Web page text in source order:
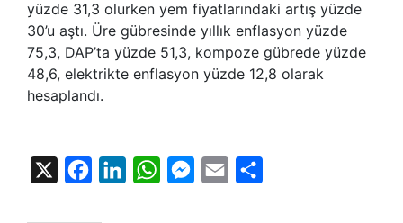
yüzde 31,3 olurken yem fiyatlarındaki artış yüzde
30’u aştı. Üre gübresinde yıllık enflasyon yüzde
75,3, DAP’ta yüzde 51,3, kompoze gübrede yüzde
48,6, elektrikte enflasyon yüzde 12,8 olarak
hesaplandı.
FacebookLinkedInWhatsAppMessenger
Email